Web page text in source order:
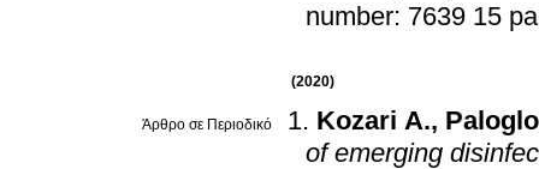
number: 7639 15
(2020)
Άρθρο σε Περιοδικό Kozari A.,
of emerging